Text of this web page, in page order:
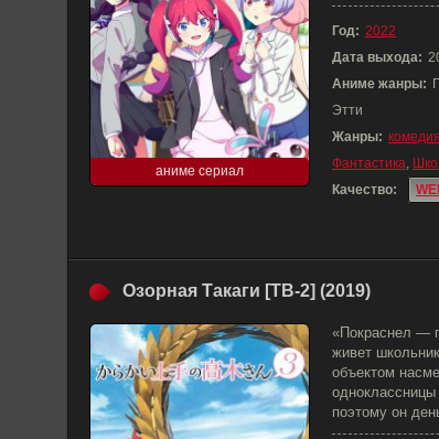
аниме сериал
Год: 2022
Дата выхода:
Аниме жанры:
Этти
Жанры: комедия
Фантастика,
Качество:
Озорная Такаги [ТВ-2] (2019)
«Покраснел —
живет
объектом
одноклассницы
поэтому он